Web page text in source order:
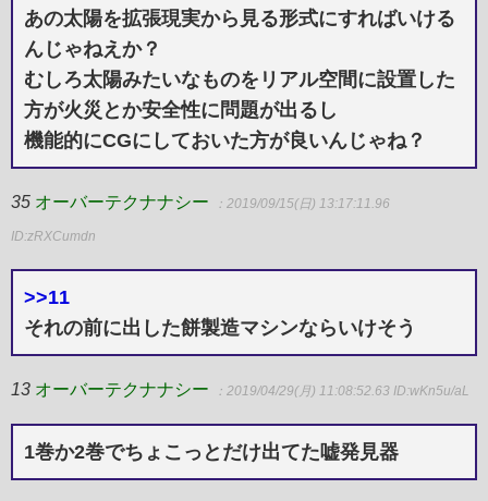
あの太陽を拡張現実から見る形式にすればいける
んじゃねえか？
むしろ太陽みたいなものをリアル空間に設置した
方が火災とか安全性に問題が出るし
機能的にCGにしておいた方が良いんじゃね？
35 オーバーテクナナシー ：2019/09/15(日) 13:17:11.96
ID:zRXCumdn
>>11
それの前に出した餅製造マシンならいけそう
13 オーバーテクナナシー ：2019/04/29(月) 11:08:52.63 ID:wKn5u/aL
1巻か2巻でちょこっとだけ出てた嘘発見器